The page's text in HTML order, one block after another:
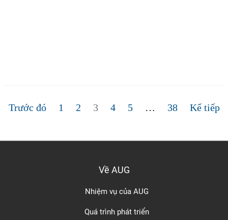
trang
Trước đó Trang
1 Trang
2 Trang
3 Trang
4 Trang
5 … Trang
38 Kế tiếp
Về AUG
Nhiệm vụ của AUG
Quá trình phát triển